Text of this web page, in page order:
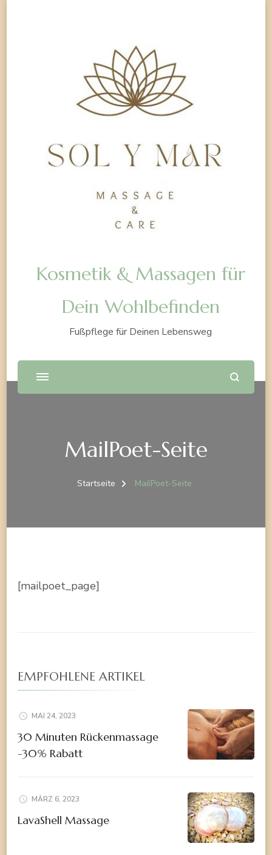
Kosmetik & Massagen für
Dein Wohlbefinden
Fußpflege für Deinen Lebensweg
MailPoet-Seite
Startseite MailPoet-Seite
[mailpoet_page]
EMPFOHLENE ARTIKEL
MAI 24, 2023
30 Minuten Rückenmassage
-30% Rabatt
MÄRZ 6, 2023
LavaShell Massage